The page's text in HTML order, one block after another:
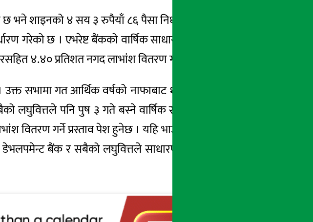
भने शाइनको ४ सय ३ रुपैयाँ ८६ पैसा निर्धारण गरेको छ । यस्तै सबैको
गरेको छ । एभरेष्ट बैंकको वार्षिक साधारणसभा पुस १ गते हुने भएको
४.४० प्रतिशत नगद लाभांश वितरण गर्ने विशेष प्रस्ताव पेश हुनेछ ।
सभामा गत आर्थिक वर्षको नाफाबाट १०.९३ प्रतिशत बोनस सेयर र
लघुवित्तले पनि पुष ३ गते बस्ने वार्षिक साधारण सभा बोलाएको छ ।
वितरण गर्ने प्रस्ताव पेश हुनेछ । यहि भाउलाई आधार मानेर आइतबार
बैंक र सबैको लघुवित्तले साधारण सभा र लाभांश प्रयोजनका